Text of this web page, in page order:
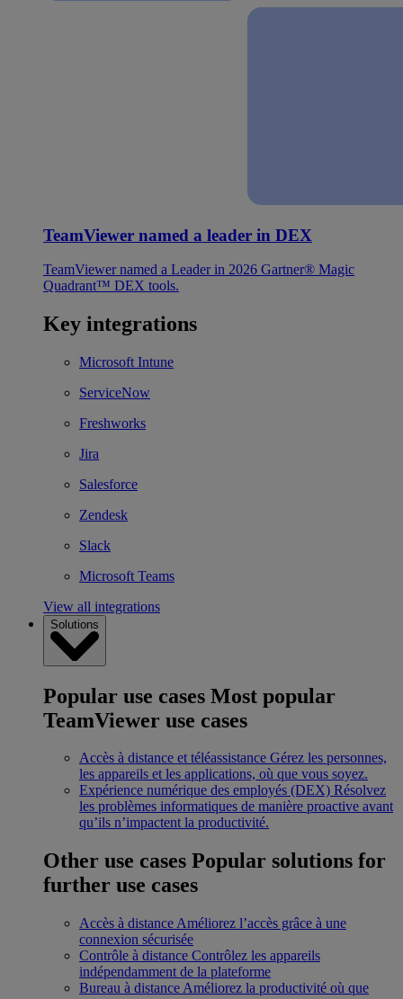
TeamViewer named a leader in DEX
TeamViewer named a Leader in 2026 Gartner® Magic
Quadrant™ DEX tools.
Key integrations
Microsoft Intune
ServiceNow
Freshworks
Jira
Salesforce
Zendesk
Slack
Microsoft Teams
View all integrations
Solutions
Popular use cases Most popular
TeamViewer use cases
Accès à distance et téléassistance Gérez les personnes,
les appareils et les applications, où que vous soyez.
Expérience numérique des employés (DEX) Résolvez
les problèmes informatiques de manière proactive avant
qu’ils n’impactent la productivité.
Other use cases Popular solutions for
further use cases
Accès à distance Améliorez l’accès grâce à une
connexion sécurisée
Contrôle à distance Contrôlez les appareils
indépendamment de la plateforme
Bureau à distance Améliorez la productivité où que